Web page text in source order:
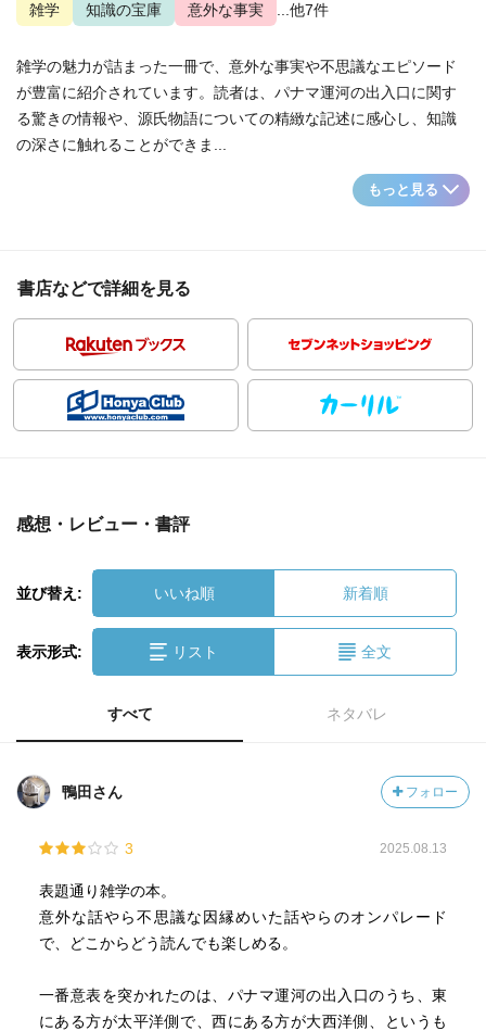
雑学 知識の宝庫 意外な事実 ...他7件
雑学の魅力が詰まった一冊で、意外な事実や不思議なエピソード
が豊富に紹介されています。読者は、パナマ運河の出入口に関す
る驚きの情報や、源氏物語についての精緻な記述に感心し、知識
の深さに触れることができま...
もっと見る
書店などで詳細を見る
感想・レビュー・書評
並び替え: いいね順 新着順
表示形式: リスト 全文
すべて ネタバレ
鴨田さん フォロー
3 2025.08.13
表題通り雑学の本。
意外な話やら不思議な因縁めいた話やらのオンパレード
で、どこからどう読んでも楽しめる。
一番意表を突かれたのは、パナマ運河の出入口のうち、東
にある方が太平洋側で、西にある方が大西洋側、というも